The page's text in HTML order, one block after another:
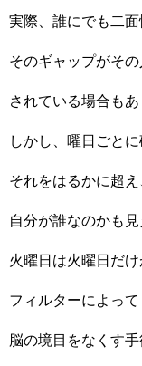
実際、誰にでも二面
そのギャップがその
されている場合もあ
しかし、曜日ごと
それをはるかに超え
自分が誰なのかも見
火曜日は火曜日だ
フィルターによっ
脳の境目をなくす